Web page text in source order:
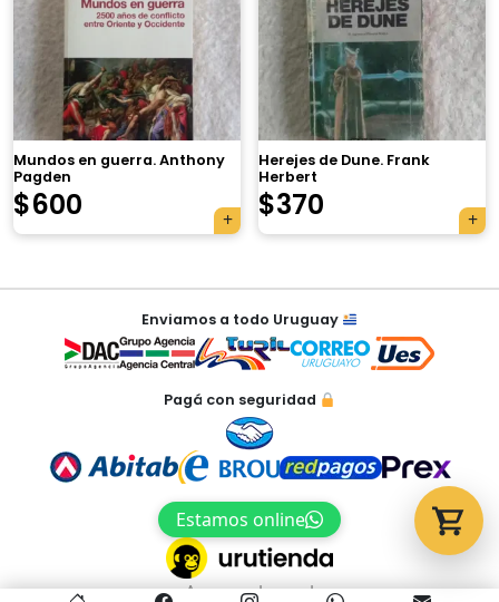
Mundos en guerra. Anthony
Pagden
$600
Herejes de Dune. Frank
Herbert
$370
Navegación
entradas
Enviamos a todo Uruguay
Pagá con seguridad
Estamos online
Acceso al panel
×
Tu carrito está vacío.
Agregá un producto y aparecerá acá
automáticamente.